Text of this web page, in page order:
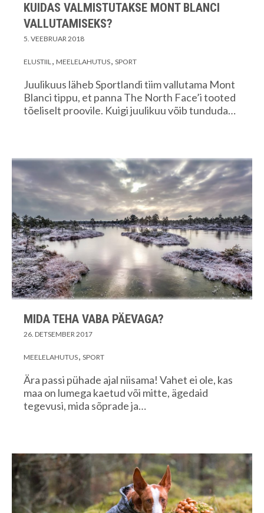
KUIDAS VALMISTUTAKSE MONT BLANCI
VALLUTAMISEKS?
5. VEEBRUAR 2018
ELUSTIIL MEELELAHUTUS SPORT
Juulikuus läheb Sportlandi tiim vallutama Mont
Blanci tippu, et panna The North Face’i tooted
tõeliselt proovile. Kuigi juulikuu võib tunduda…
MIDA TEHA VABA PÄEVAGA?
26. DETSEMBER 2017
MEELELAHUTUS SPORT
Ära passi pühade ajal niisama! Vahet ei ole, kas
maa on lumega kaetud või mitte, ägedaid
tegevusi, mida sõprade ja…